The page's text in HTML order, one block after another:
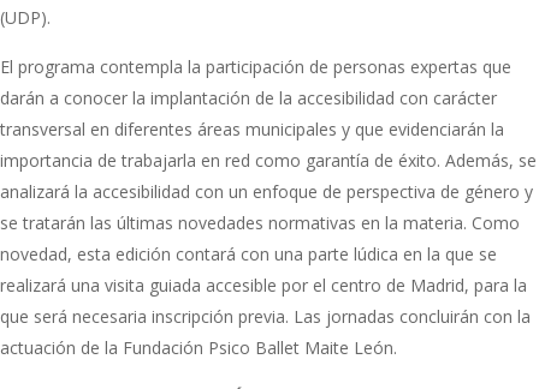
(UDP).
El programa contempla la participación de personas expertas que
darán a conocer la implantación de la accesibilidad con carácter
transversal en diferentes áreas municipales y que evidenciarán la
importancia de trabajarla en red como garantía de éxito. Además, se
analizará la accesibilidad con un enfoque de perspectiva de género y
se tratarán las últimas novedades normativas en la materia. Como
novedad, esta edición contará con una parte lúdica en la que se
realizará una visita guiada accesible por el centro de Madrid, para la
que será necesaria inscripción previa. Las jornadas concluirán con la
actuación de la Fundación Psico Ballet Maite León.